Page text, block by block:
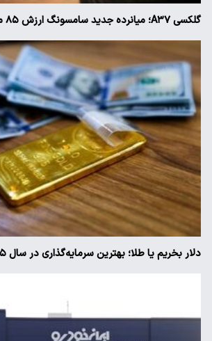
گلکسی A۳۷؛ میانرده جدید سامسونگ ارزش ۸۵ میلیون پول را دارد؟
دلار بخریم یا طلا؛ بهترین سرمایه‌گذاری در سال ۱۴۰۵